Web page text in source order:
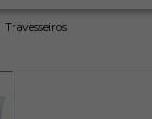
Travesseiros